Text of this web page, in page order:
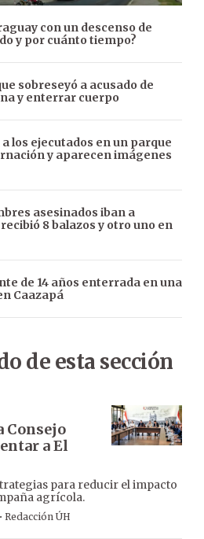
con un descenso de
y por cuánto tiempo?
sobreseyó a acusado de
y enterrar cuerpo
los ejecutados en un parque
y aparecen imágenes
asesinados iban a
8 balazos y otro uno en
de 14 años enterrada en una
Caazapá
de esta sección
Consejo
a El
para reducir el impacto
agrícola.
· Redacción ÚH